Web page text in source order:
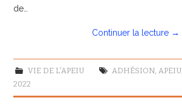
de…
Continuer la lecture →
VIE DE L'APEIU ADHÉSION, APEIU,
2022